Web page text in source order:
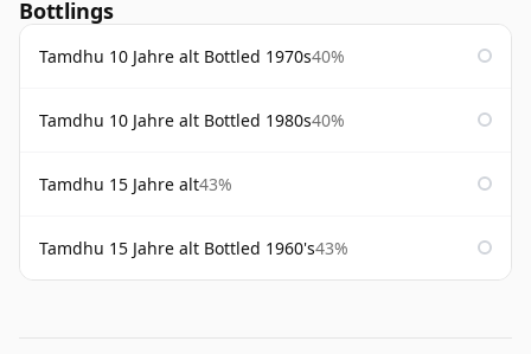
Bottlings
Tamdhu 10 Jahre alt Bottled 1970s40%
Tamdhu 10 Jahre alt Bottled 1980s40%
Tamdhu 15 Jahre alt43%
Tamdhu 15 Jahre alt Bottled 1960's43%